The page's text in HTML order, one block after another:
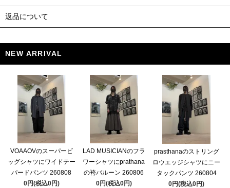
返品について
NEW ARRIVAL
VOAAOVのスーパービ
ッグシャツにワイドテー
パードパンツ 260808
0円(税込0円)
LAD MUSICIANのフラ
ワーシャツにprathana
の袴バルーン 260806
0円(税込0円)
prasthanaのストリング
ロウエッジシャツにニー
タックパンツ 260804
0円(税込0円)